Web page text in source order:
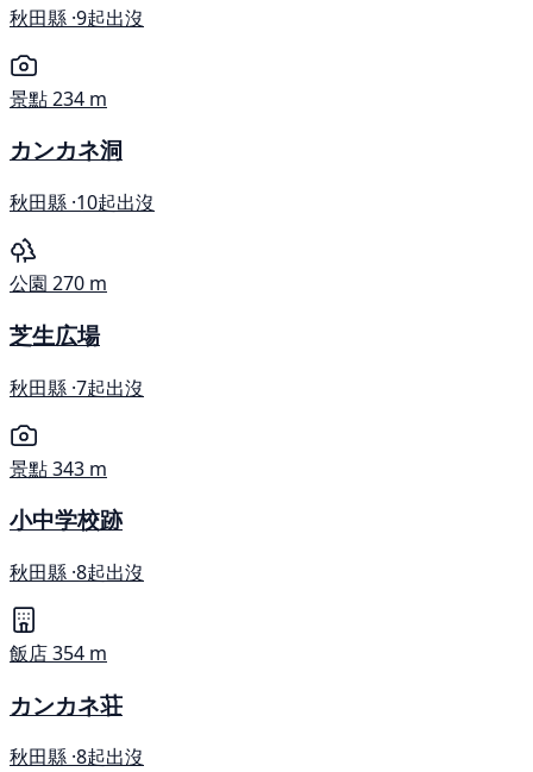
秋田縣 ·9起出沒
景點234 m
カンカネ洞
秋田縣 ·10起出沒
公園 270 m
芝生広場
秋田縣 ·7起出沒
景點343 m
小中学校跡
秋田縣 ·8起出沒
飯店354 m
カンカネ荘
秋田縣 ·8起出沒